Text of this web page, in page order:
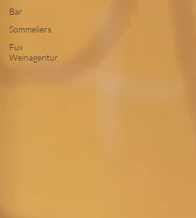
Bar
Sommeliers
Fux
Weinagentur